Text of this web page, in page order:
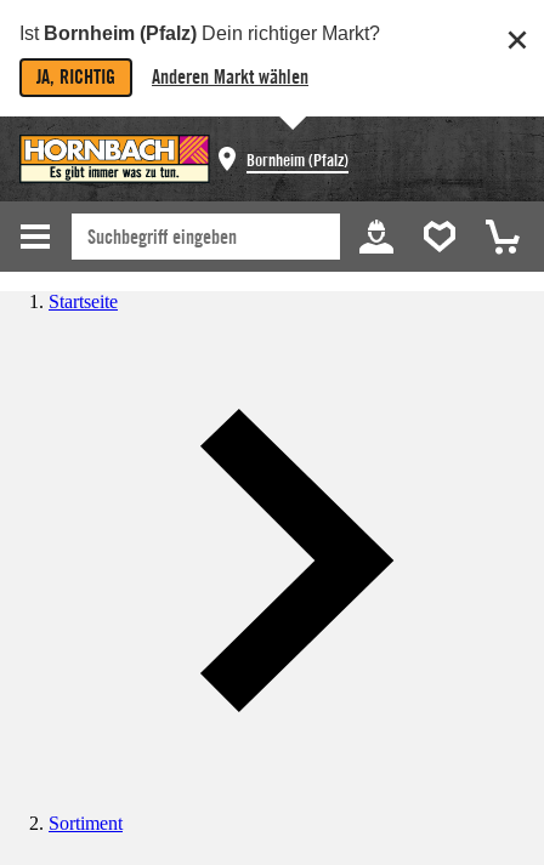
Ist Bornheim (Pfalz) Dein richtiger Markt?
JA, RICHTIG Anderen Markt wählen
Bornheim (Pfalz)
Startseite
Sortiment